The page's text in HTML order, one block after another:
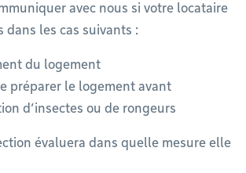
avec nous si votre locataire
dans les cas suivants :
du logement
préparer le logement avant
d’insectes ou de rongeurs
évaluera dans quelle mesure elle